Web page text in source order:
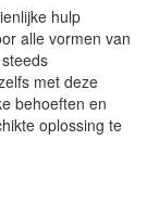
hulp
alle vormen van
met deze
behoeften en
oplossing te